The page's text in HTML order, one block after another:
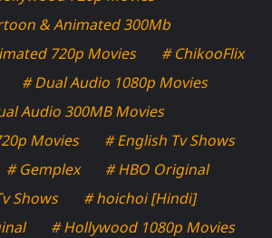
& Animated 300Mb
720p Movies
# ChikooFlix
# Dual Audio 1080p Movies
Audio 300MB Movies
Movies
# English Tv Shows
# Gemplex
# HBO Original
Shows
# hoichoi [Hindi]
# Hollywood 1080p Movies